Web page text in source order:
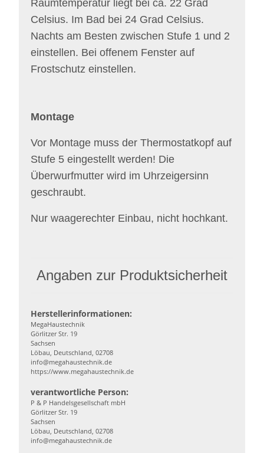
Raumtemperatur liegt bei ca. 22 Grad
Celsius. Im Bad bei 24 Grad Celsius.
Nachts am Besten zwischen Stufe 1 und 2
einstellen. Bei offenem Fenster auf
Frostschutz einstellen.
Montage
Vor Montage muss der Thermostatkopf auf
Stufe 5 eingestellt werden! Die
Überwurfmutter wird im Uhrzeigersinn
geschraubt.
Nur waagerechter Einbau, nicht hochkant.
Angaben zur Produktsicherheit
Herstellerinformationen:
MegaHaustechnik
Görlitzer Str. 19
Sachsen
Löbau, Deutschland, 02708
info@megahaustechnik.de
https://www.megahaustechnik.de
verantwortliche Person:
P & P Handelsgesellschaft mbH
Görlitzer Str. 19
Sachsen
Löbau, Deutschland, 02708
info@megahaustechnik.de